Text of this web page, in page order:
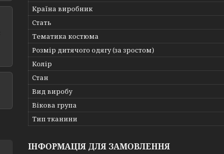
Країна виробник
Стать
Тематика костюма
Розмір дитячого одягу (за зростом)
Колір
Стан
Вид виробу
Вікова група
Тип тканини
ІНФОРМАЦІЯ ДЛЯ ЗАМОВЛЕННЯ